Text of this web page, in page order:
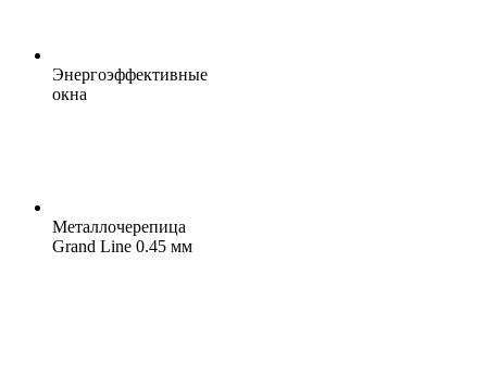
Энергоэффективные
окна
Металлочерепица
Grand Line 0.45 мм